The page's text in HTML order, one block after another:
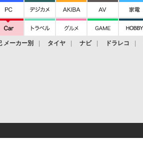
メーカー別 タイヤ ナビ ドラレコ